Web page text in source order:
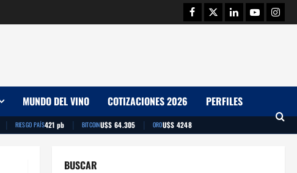
Facebook
TwitterLinkedinYoutube
MUNDO DEL VINO COTIZACIONES 2026 PERFILES
| RIESGO PAÍS421 pb | BITCOINU$S 64.305 | OROU$S 4248
BUSCAR